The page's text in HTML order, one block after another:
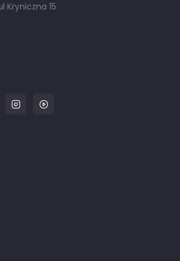
Kryniczna 15